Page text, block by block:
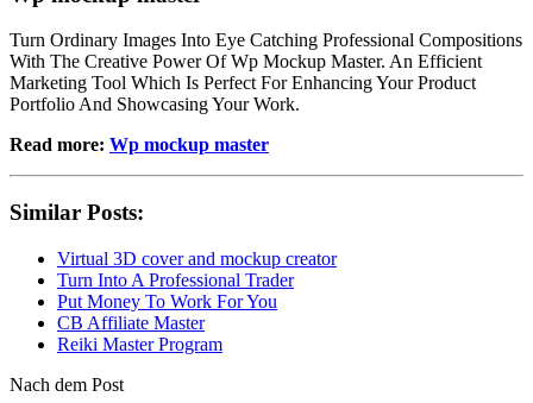
Turn Ordinary Images Into Eye Catching Professional Compositions
With The Creative Power Of Wp Mockup Master. An Efficient
Marketing Tool Which Is Perfect For Enhancing Your Product
Portfolio And Showcasing Your Work.
Read more: Wp mockup master
Similar Posts:
Virtual 3D cover and mockup creator
Turn Into A Professional Trader
Put Money To Work For You
CB Affiliate Master
Reiki Master Program
Nach dem Post